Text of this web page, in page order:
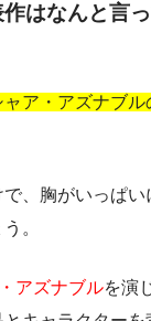
はなんと言
ャア・アズナブ
、胸がいっぱ
。
アズナブルを演